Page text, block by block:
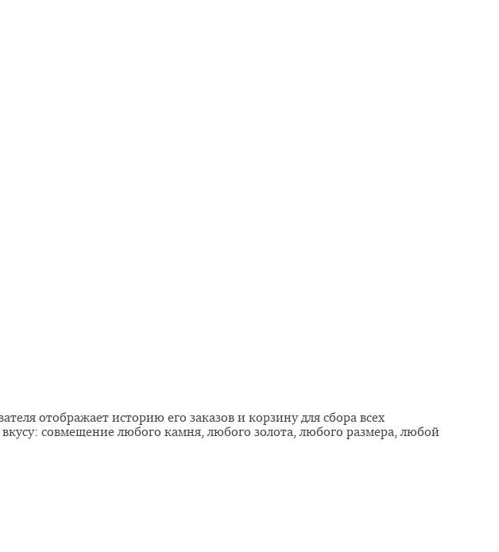
отображает историю его заказов и корзину для сбора всех
совмещение любого камня, любого золота, любого размера, любой